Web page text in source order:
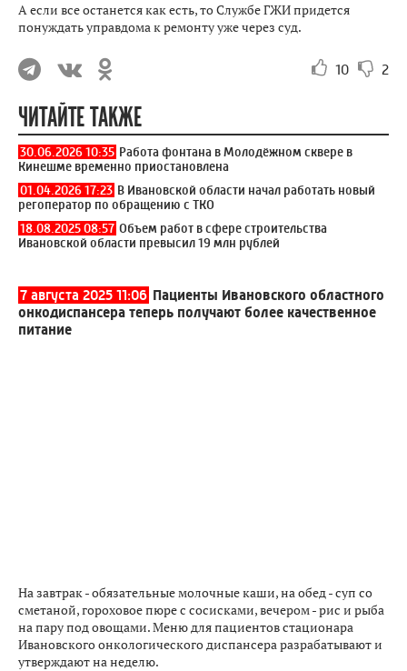
А если все останется как есть, то Службе ГЖИ придется
понуждать управдома к ремонту уже через суд.
10 2
ЧИТАЙТЕ ТАКЖЕ
30.06.2026 10:35 Работа фонтана в Молодёжном сквере в
Кинешме временно приостановлена
01.04.2026 17:23 В Ивановской области начал работать новый
регоператор по обращению с ТКО
18.08.2025 08:57 Объем работ в сфере строительства
Ивановской области превысил 19 млн рублей
7 августа 2025 11:06 Пациенты Ивановского областного
онкодиспансера теперь получают более качественное
питание
На завтрак - обязательные молочные каши, на обед - суп со
сметаной, гороховое пюре с сосисками, вечером - рис и рыба
на пару под овощами. Меню для пациентов стационара
Ивановского онкологического диспансера разрабатывают и
утверждают на неделю.